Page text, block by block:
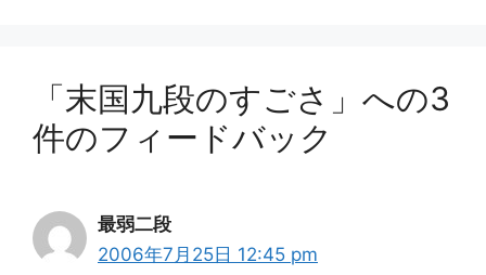
「末国九段のすごさ」への3
件のフィードバック
最弱二段
2006年7月25日 12:45 pm